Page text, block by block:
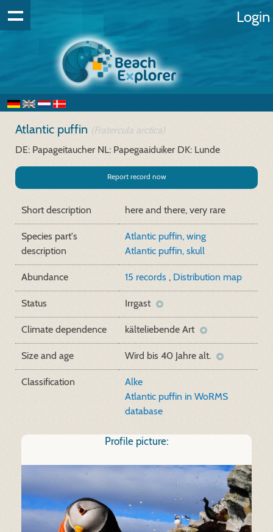
Login
Atlantic puffin (Fratercula arctica)
DE: Papageitaucher NL: Papegaaiduiker DK: Lunde
Report record now
Short description here and there, very rare
Species part's
description
Atlantic puffin, wing
Atlantic puffin, skull
Abundance 15 records , Distribution map
Status Irrgast
Climate dependence kälteliebende Art
Size and age Wird bis 40 Jahre alt.
Classification
Alke
Atlantic puffin in WoRMS
database
Profile picture: